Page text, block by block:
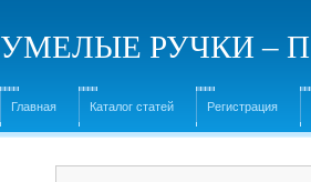
УМЕЛЫЕ РУЧКИ –
Главная Каталог статей Регистрация